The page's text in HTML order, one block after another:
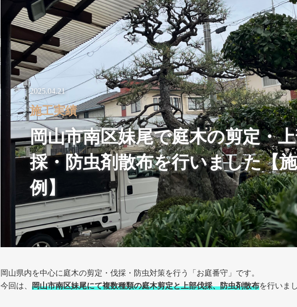
2025.04.21
施工実績
岡山市南区妹尾で庭木の剪定・
採・防虫剤散布を行いました【
例】
岡山県内を中心に庭木の剪定・伐採・防虫対策を行う「お庭番守」です。
今回は、岡山市南区妹尾にて複数種類の庭木剪定と上部伐採、防虫剤散布を行いま